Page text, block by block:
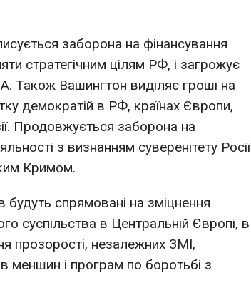
заборона на фінансування
стратегічним цілям РФ, і загрожує
Також Вашингтон виділяє гроші на
демократій в РФ, країнах Європи,
Продовжується заборона на
з визнанням суверенітету Росії
Кримом.
спрямовані на зміцнення
суспільства в Центральній Європі, в
прозорості, незалежних ЗМІ,
меншин і програм по боротьбі з